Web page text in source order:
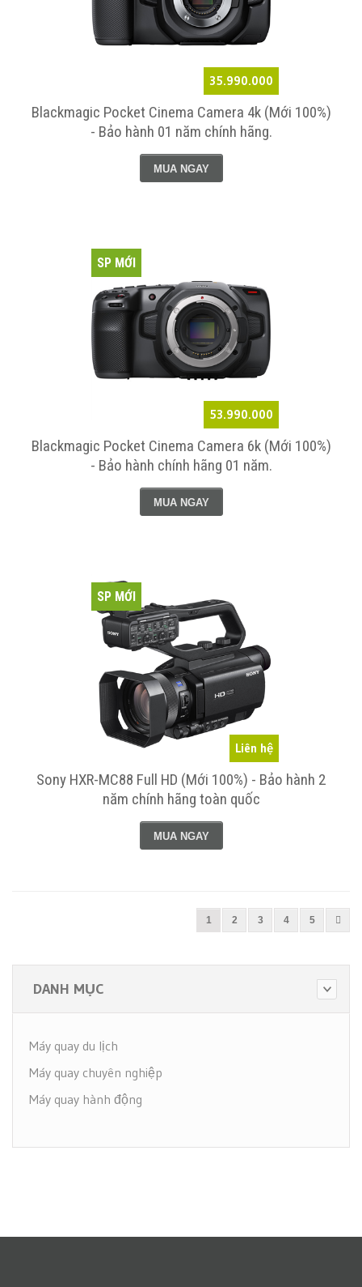
35.990.000
Blackmagic Pocket Cinema Camera 4k (Mới 100%)
- Bảo hành 01 năm chính hãng.
MUA NGAY
53.990.000
SP MỚI
Blackmagic Pocket Cinema Camera 6k (Mới 100%)
- Bảo hành chính hãng 01 năm.
MUA NGAY
Liên hệ
SP MỚI
Sony HXR-MC88 Full HD (Mới 100%) - Bảo hành 2
năm chính hãng toàn quốc
MUA NGAY
1 2 3 4 5
DANH MỤC
Máy quay du lịch
Máy quay chuyên nghiệp
Máy quay hành động